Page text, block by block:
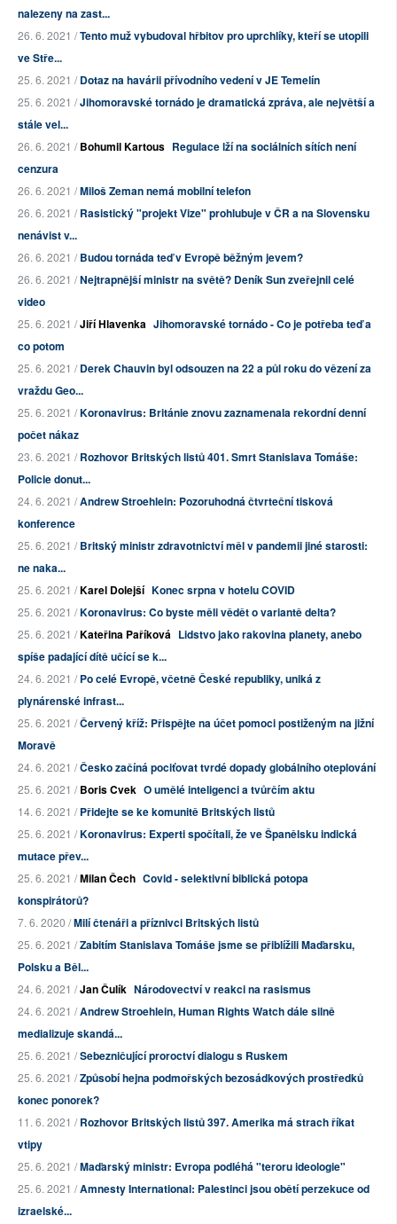
nalezeny na zast...
26. 6. 2021 /Tento muž vybudoval hřbitov pro uprchlíky, kteří se utopili
ve Stře...
25. 6. 2021 /Dotaz na havárii přívodního vedení v JE Temelín
25. 6. 2021 /Jihomoravské tornádo je dramatická zpráva, ale největší a
stále vel...
26. 6. 2021 /Bohumil Kartous Regulace lží na sociálních sítích není
cenzura
26. 6. 2021 /Miloš Zeman nemá mobilní telefon
26. 6. 2021 /Rasistický "projekt Vize" prohlubuje v ČR a na Slovensku
nenávist v...
26. 6. 2021 /Budou tornáda teď v Evropě běžným jevem?
26. 6. 2021 /Nejtrapnější ministr na světě? Deník Sun zveřejnil celé
video
25. 6. 2021 /Jiří Hlavenka Jihomoravské tornádo - Co je potřeba teď a
co potom
25. 6. 2021 /Derek Chauvin byl odsouzen na 22 a půl roku do vězení za
vraždu Geo...
25. 6. 2021 /Koronavirus: Británie znovu zaznamenala rekordní denní
počet nákaz
23. 6. 2021 /Rozhovor Britských listů 401. Smrt Stanislava Tomáše:
Policie donut...
24. 6. 2021 /Andrew Stroehlein: Pozoruhodná čtvrteční tisková
konference
25. 6. 2021 /Britský ministr zdravotnictví měl v pandemii jiné starosti:
ne naka...
25. 6. 2021 /Karel Dolejší Konec srpna v hotelu COVID
25. 6. 2021 /Koronavirus: Co byste měli vědět o variantě delta?
25. 6. 2021 /Kateřina Paříková Lidstvo jako rakovina planety, anebo
spíše padající dítě učící se k...
24. 6. 2021 /Po celé Evropě, včetně České republiky, uniká z
plynárenské infrast...
25. 6. 2021 /Červený kříž: Přispějte na účet pomoci postiženým na jižní
Moravě
24. 6. 2021 /Česko začíná pociťovat tvrdé dopady globálního oteplování
25. 6. 2021 /Boris Cvek O umělé inteligenci a tvůrčím aktu
14. 6. 2021 /Přidejte se ke komunitě Britských listů
25. 6. 2021 /Koronavirus: Experti spočítali, že ve Španělsku indická
mutace přev...
25. 6. 2021 /Milan Čech Covid - selektivní biblická potopa
konspirátorů?
7. 6. 2020 /Milí čtenáři a příznivci Britských listů
25. 6. 2021 /Zabitím Stanislava Tomáše jsme se přiblížili Maďarsku,
Polsku a Běl...
24. 6. 2021 /Jan Čulík Národovectví v reakci na rasismus
24. 6. 2021 /Andrew Stroehlein, Human Rights Watch dále silně
medializuje skandá...
25. 6. 2021 /Sebezničující proroctví dialogu s Ruskem
25. 6. 2021 /Způsobí hejna podmořských bezosádkových prostředků
konec ponorek?
11. 6. 2021 /Rozhovor Britských listů 397. Amerika má strach říkat
vtipy
25. 6. 2021 /Maďarský ministr: Evropa podléhá "teroru ideologie"
25. 6. 2021 /Amnesty International: Palestinci jsou obětí perzekuce od
izraelské...